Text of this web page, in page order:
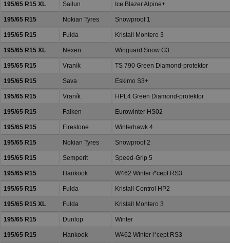
195/65 R15 XL Sailun Ice Blazer Alpine+
195/65 R15 Nokian Tyres Snowproof 1
195/65 R15 Fulda Kristall Montero 3
195/65 R15 XL Nexen Winguard Snow G3
195/65 R15 Vraník TS 790 Green Diamond-protektor
195/65 R15 Sava Eskimo S3+
195/65 R15 Vraník HPL4 Green Diamond-protektor
195/65 R15 Falken Eurowinter HS02
195/65 R15 Firestone Winterhawk 4
195/65 R15 Nokian Tyres Snowproof 2
195/65 R15 Semperit Speed-Grip 5
195/65 R15 Hankook W462 Winter i*cept RS3
195/65 R15 Fulda Kristall Control HP2
195/65 R15 XL Fulda Kristall Montero 3
195/65 R15 Dunlop Winter
195/65 R15 Hankook W462 Winter i*cept RS3